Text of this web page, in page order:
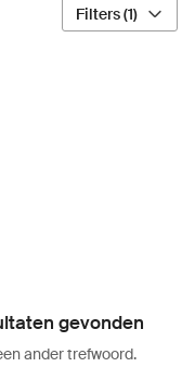
Filters (1)
gevonden
ander trefwoord.